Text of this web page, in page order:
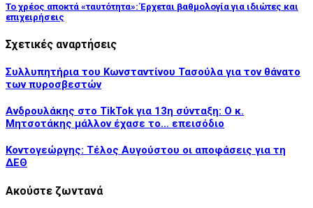
Το χρέος αποκτά «ταυτότητα»: Έρχεται βαθμολογία για ιδιώτες και
επιχειρήσεις
Σχετικές αναρτήσεις
Συλλυπητήρια του Κωνσταντίνου Τασούλα για τον θάνατο
των πυροσβεστών
Ανδρουλάκης στο TikTok για 13η σύνταξη: Ο κ.
Μητσοτάκης μάλλον έχασε το… επεισόδιο
Κοντογεώργης: Τέλος Αυγούστου οι αποφάσεις για τη
ΔΕΘ
Ακούστε ζωντανά